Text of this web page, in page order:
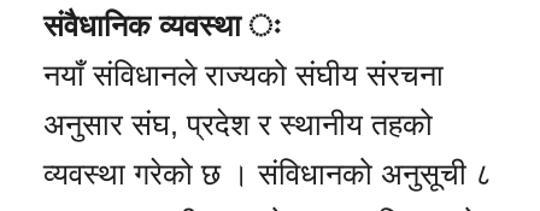
संवैधानिक व्यवस्था ः
नयाँ संविधानले राज्यको संघीय संरचना
अनुसार संघ, प्रदेश र स्थानीय तहको
व्यवस्था गरेको छ । संविधानको अनुसूची ८